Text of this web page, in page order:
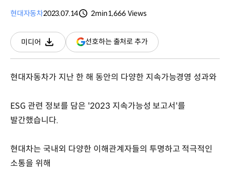
현대자동차2023.07.14
2min1,666 Views
미디어
다운로드
선호하는 출처로 추가(새
창
현대자동차가 지난 한 해 동안의 다양한 지속가능경영 성과와
ESG 관련 정보를 담은 '2023 지속가능성 보고서'를
발간했습니다.
현대차는 국내외 다양한 이해관계자들의 투명하고 적극적인
소통을 위해